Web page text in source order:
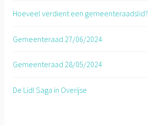
Hoeveel verdient een gemeenteraadslid?
Gemeenteraad 27/06/2024
Gemeenteraad 28/05/2024
De Lidl Saga in Overijse